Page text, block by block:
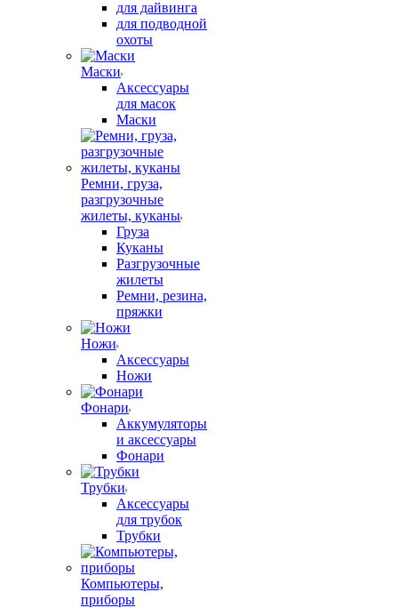
для дайвинга
для подводной
охоты
Маски
Аксессуары
для масок
Маски
Ремни, груза,
разгрузочные
жилеты, куканы
Груза
Куканы
Разгрузочные
жилеты
Ремни, резина,
пряжки
Ножи
Аксессуары
Ножи
Фонари
Аккумуляторы
и аксессуары
Фонари
Трубки
Аксессуары
для трубок
Трубки
Компьютеры,
приборы